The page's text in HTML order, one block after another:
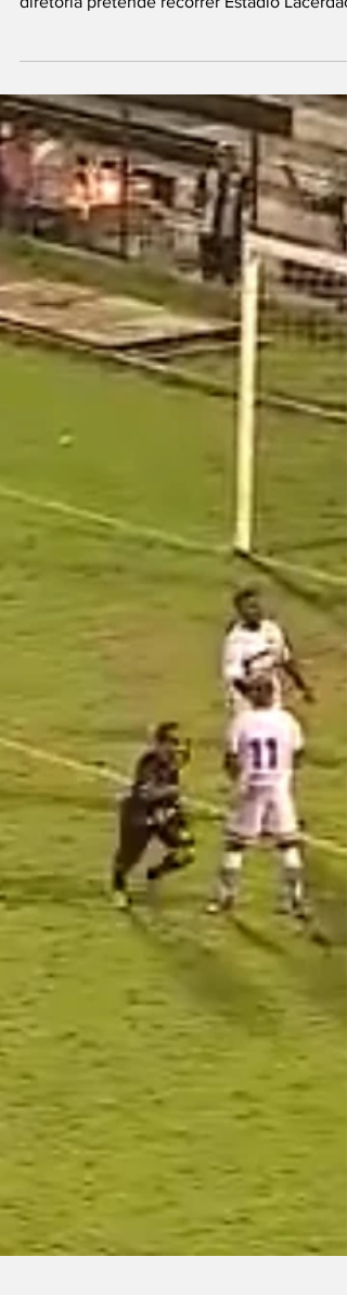
rebaixamento, mas tribunal manteve
diretoria pretende recorrer Estádio Lacerdão,
Caruaru—...